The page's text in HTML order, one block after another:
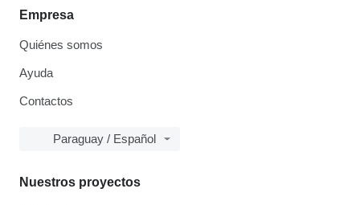
Empresa
Quiénes somos
Ayuda
Contactos
Paraguay / Español
Nuestros proyectos